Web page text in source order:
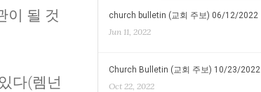
이 될 것
다(렘넌
church bulletin (교회 주보) 06/12/2022
Jun 11, 2022
Church Bulletin (교회 주보) 10/23/2022
Oct 22, 2022